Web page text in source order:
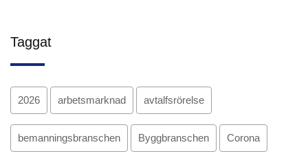
Taggat
2026 arbetsmarknad avtalfsrörelse
bemanningsbranschen Byggbranschen Corona